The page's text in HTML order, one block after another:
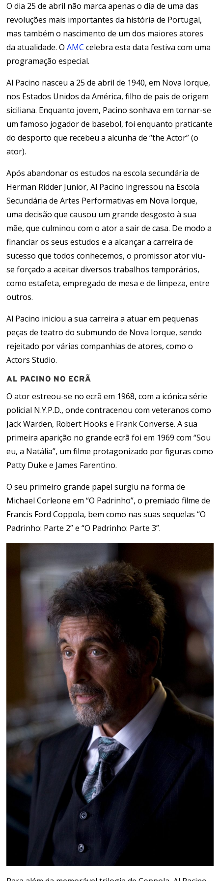
O dia 25 de abril não marca apenas o dia de uma das
revoluções mais importantes da história de Portugal,
mas também o nascimento de um dos maiores atores
da atualidade. OAMC celebra esta data festiva com uma
programação especial.
Al Pacino nasceu a 25 de abril de 1940, em Nova Iorque,
nos Estados Unidos da América, filho de pais de origem
siciliana. Enquanto jovem, Pacino sonhava em tornar-se
um famoso jogador de basebol, foi enquanto praticante
do desporto que recebeu a alcunha de “the Actor” (o
ator).
Após abandonar os estudos na escola secundária de
Herman Ridder Junior, Al Pacino ingressou na Escola
Secundária de Artes Performativas em Nova Iorque,
uma decisão que causou um grande desgosto à sua
mãe, que culminou com o ator a sair de casa. De modo a
financiar os seus estudos e a alcançar a carreira de
sucesso que todos conhecemos, o promissor ator viu-
se forçado a aceitar diversos trabalhos temporários,
como estafeta, empregado de mesa e de limpeza, entre
outros.
Al Pacino iniciou a sua carreira a atuar em pequenas
peças de teatro do submundo de Nova Iorque, sendo
rejeitado por várias companhias de atores, como o
Actors Studio.
AL PACINO NO ECRÃ
O ator estreou-se no ecrã em 1968, com a icónica série
policial N.Y.P.D., onde contracenou com veteranos como
Jack Warden, Robert Hooks e Frank Converse. A sua
primeira aparição no grande ecrã foi em 1969 com “Sou
eu, a Natália”, um filme protagonizado por figuras como
Patty Duke e James Farentino.
O seu primeiro grande papel surgiu na forma de
Michael Corleone em “O Padrinho”, o premiado filme de
Francis Ford Coppola, bem como nas suas sequelas “O
Padrinho: Parte 2” e “O Padrinho: Parte 3”.